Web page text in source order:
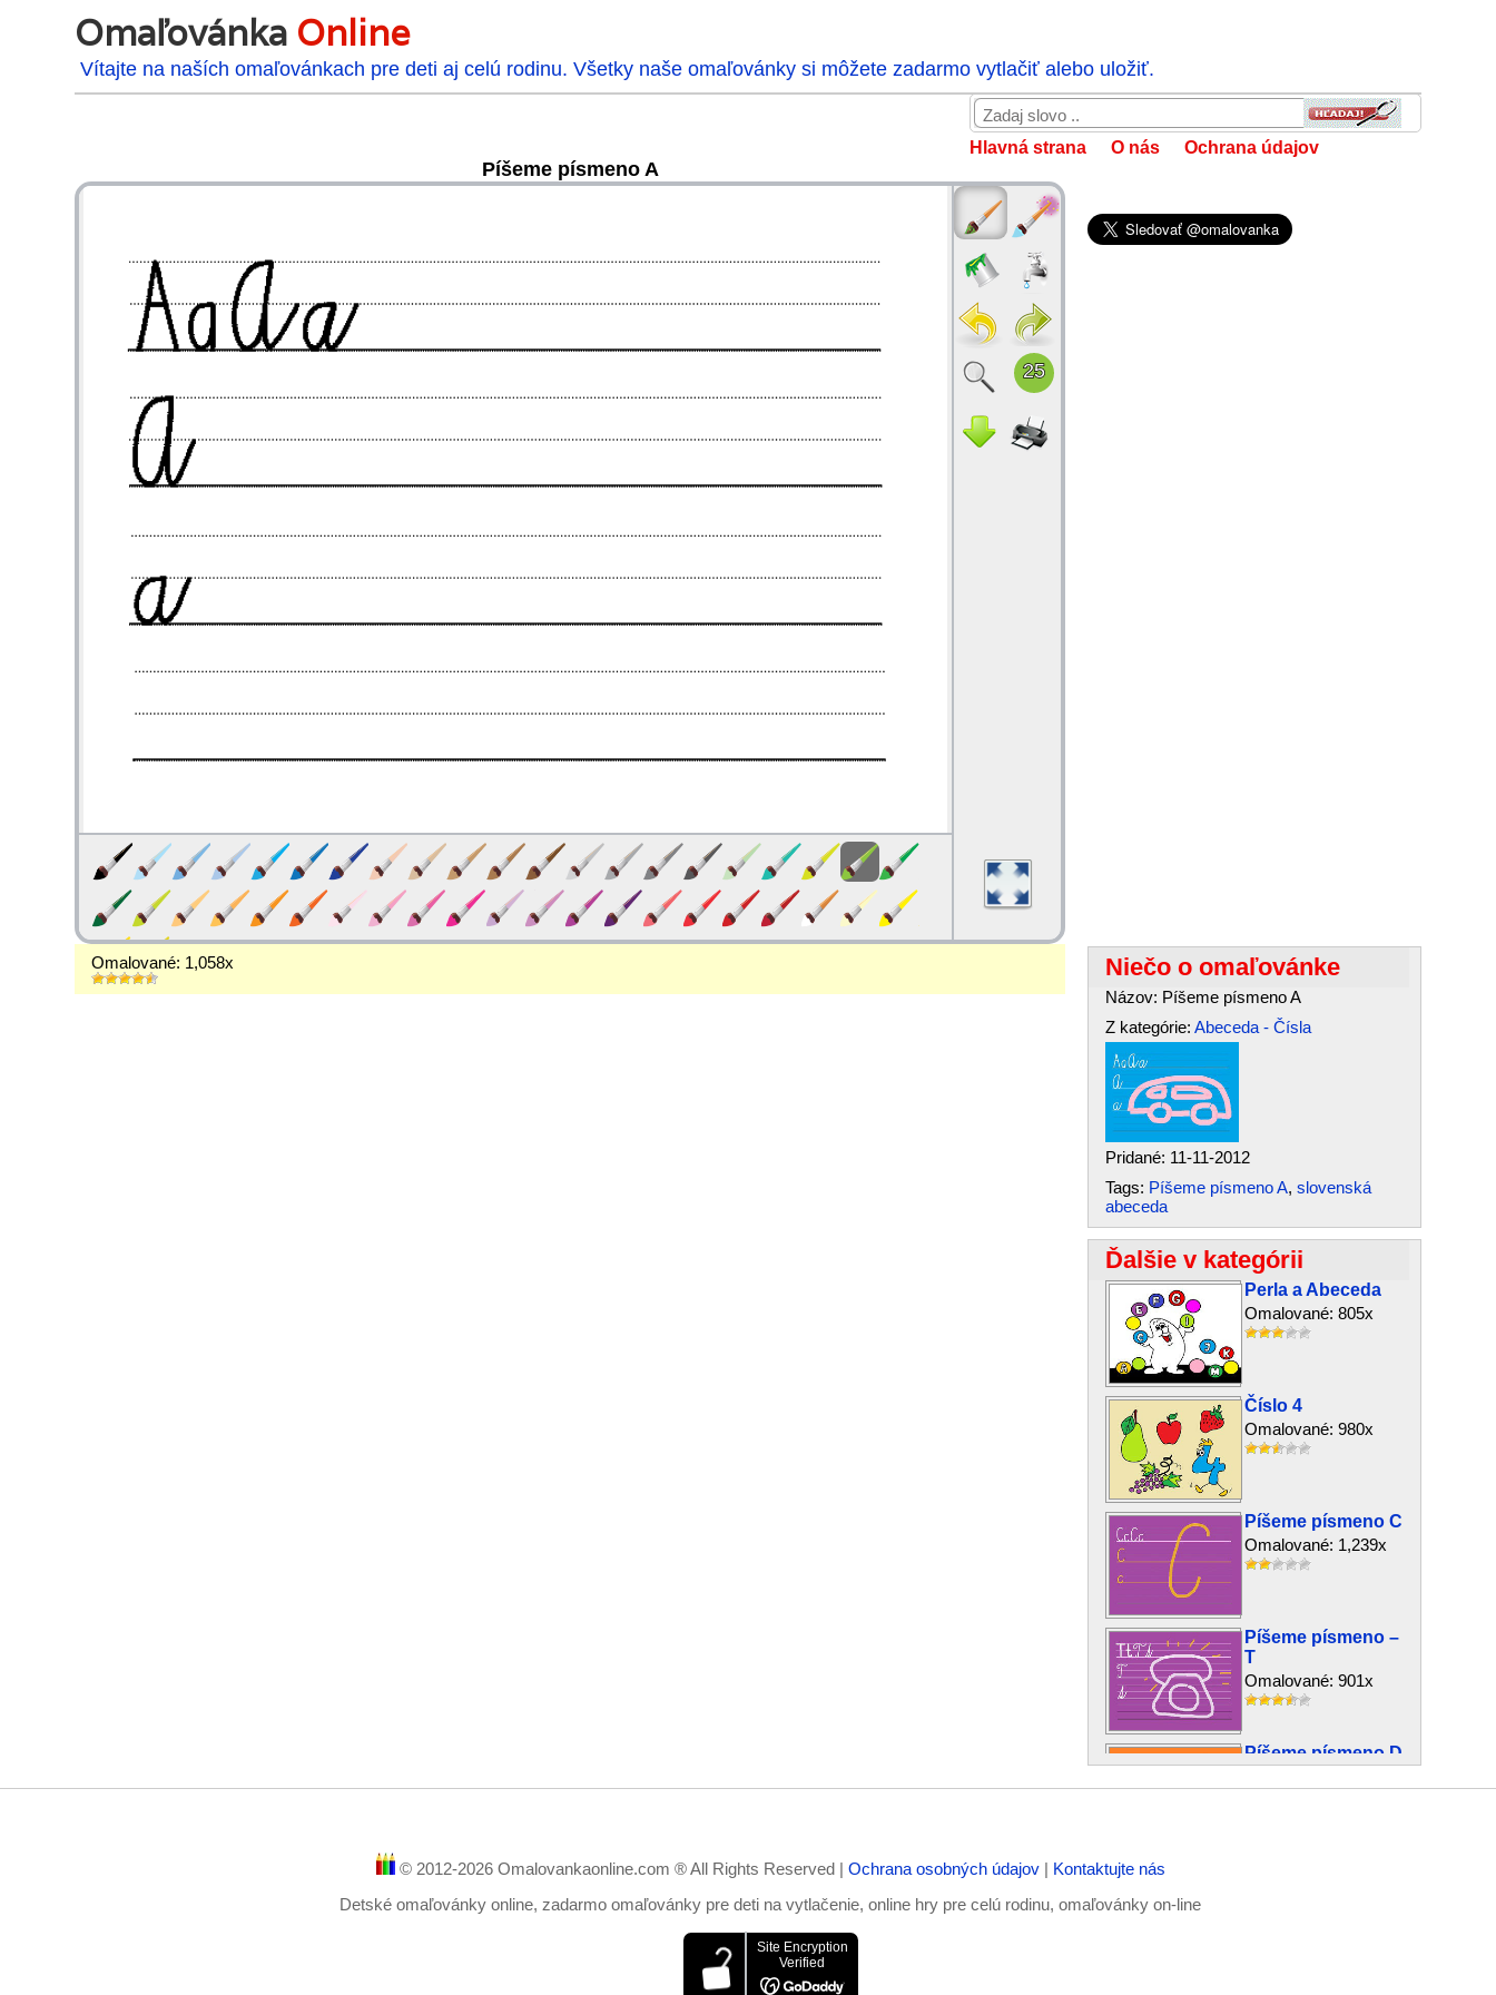
Omaľovánka Online
Vítajte na naších omaľovánkach pre deti aj celú rodinu. Všetky naše omaľovánky si môžete zadarmo vytlačiť alebo uložiť.
Hlavná strana O nás Ochrana údajov
Píšeme písmeno A
Omalované: 1,058x Niečo o omaľovánke
Názov: Píšeme písmeno A
Z kategórie: Abeceda - Čísla
Pridané: 11-11-2012
Tags: Píšeme písmeno A, slovenská
abeceda
Ďalšie v kategórii
Perla a Abeceda
Omalované: 805x
Číslo 4
Omalované: 980x
Píšeme písmeno C
Omalované: 1,239x
Píšeme písmeno –
T
Omalované: 901x
Píšeme písmeno D
© 2012-2026 Omalovankaonline.com ® All Rights Reserved | Ochrana osobných údajov | Kontaktujte nás
Detské omaľovánky online, zadarmo omaľovánky pre deti na vytlačenie, online hry pre celú rodinu, omaľovánky on-line